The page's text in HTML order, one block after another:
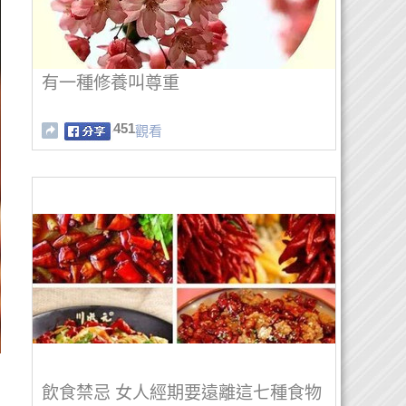
有一種修養叫尊重
451觀看
飲食禁忌 女人經期要遠離這七種食物